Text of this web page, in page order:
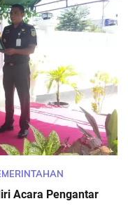
Acara Pengantar